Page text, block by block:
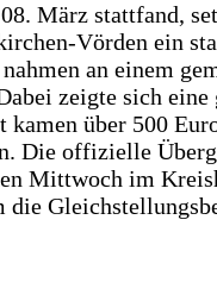
März stattfand,
Vörden ein
an einem
zeigte sich eine
kamen über 500
Die offizielle
Mittwoch im
die